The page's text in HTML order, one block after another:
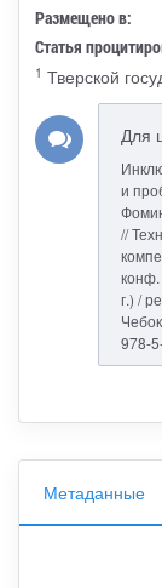
Размещено в:
Статья
1 Тверской
Для
и
//
конф.
г.) /
978-
Метаданные